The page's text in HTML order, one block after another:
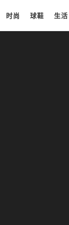
时尚 球鞋 生活